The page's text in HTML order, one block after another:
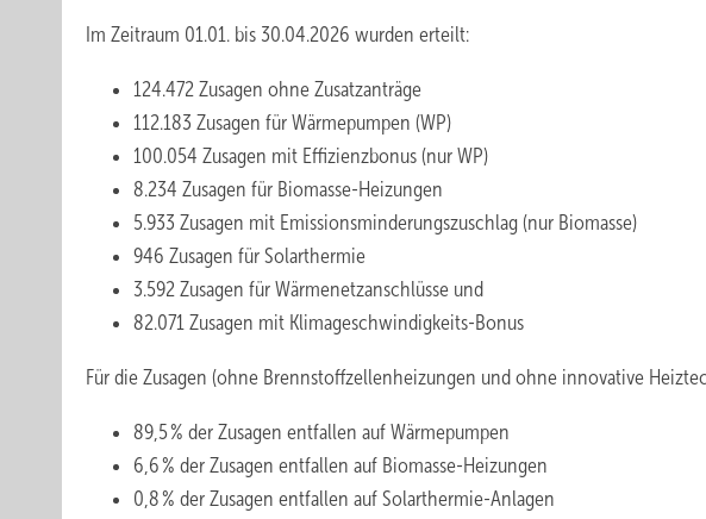
Im Zeitraum 01.01. bis 30.04.2026 wurden erteilt:
124.472 Zusagen ohne Zusatzanträge
112.183 Zusagen für Wärmepumpen (WP)
100.054 Zusagen mit Effizienzbonus (nur WP)
8.234 Zusagen für Biomasse-Heizungen
5.933 Zusagen mit Emissionsminderungszuschlag (nur Biomasse)
946 Zusagen für Solarthermie
3.592 Zusagen für Wärmenetzanschlüsse und
82.071 Zusagen mit Klimageschwindigkeits-Bonus
Für die Zusagen (ohne Brennstoffzellenheizungen und ohne innovative
89,5 % der Zusagen entfallen auf Wärmepumpen
6,6 % der Zusagen entfallen auf Biomasse-Heizungen
0,8 % der Zusagen entfallen auf Solarthermie-Anlagen